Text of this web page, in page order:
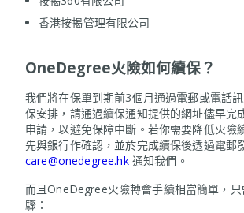
香港按揭管理有限公司
OneDegree火險如何續保？
我們將在保單到期前3個月通過電郵或電話
保安排，請通過續保通知提供的網址儘早完
申請，以避免保障中斷。若你需要降低火險
先與銀行作確認，並於完成續保後透過電郵
care@onedegree.hk通知我們。
而且OneDegree火險轉會手續相當簡單，只
驟：